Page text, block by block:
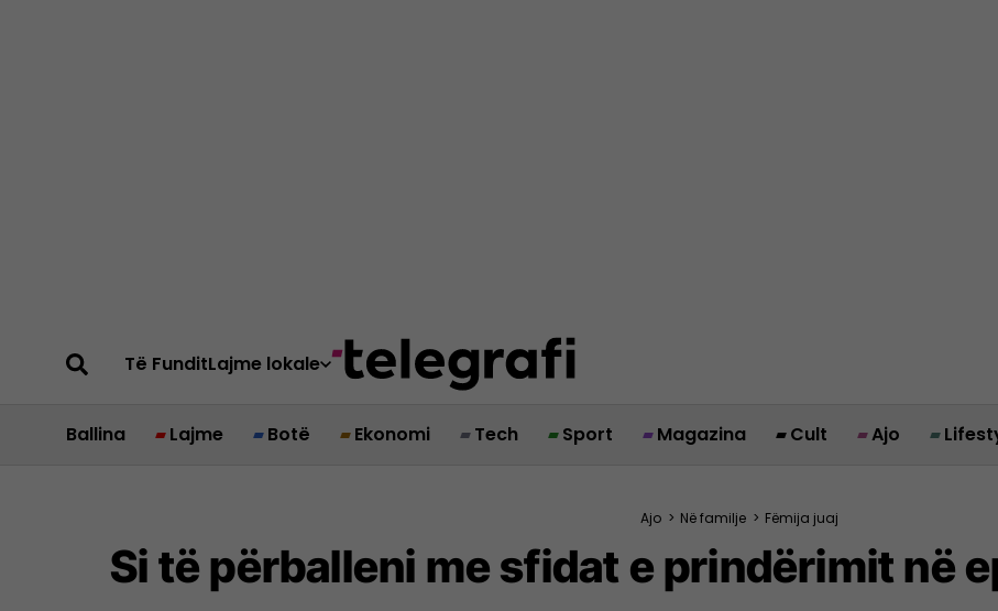
Të FunditLajme lokale
Ballina Lajme Botë Ekonomi Tech Sport Magazina Cult Ajo
Ajo > Në familje > Fëmija juaj
Si të përballeni me sfidat e prindërimit në